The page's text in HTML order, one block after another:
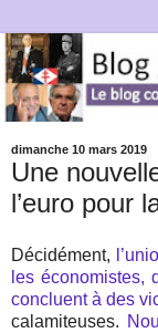
dimanche 10 mars 2019
Une
l’euro pour
Décidément,
les économistes,
concluent à des
calamiteuses.